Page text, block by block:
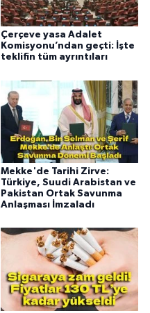
Çerçeve yasa Adalet
Komisyonu’ndan geçti: İşte
teklifin tüm ayrıntıları
Mekke'de Tarihi Zirve:
Türkiye, Suudi Arabistan ve
Pakistan Ortak Savunma
Anlaşması İmzaladı